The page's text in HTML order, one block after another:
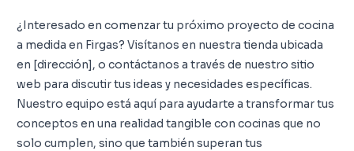
¿Interesado en comenzar tu próximo proyecto de cocina
a medida en Firgas? Visítanos en nuestra tienda ubicada
en [dirección], o contáctanos a través de nuestro sitio
web para discutir tus ideas y necesidades específicas.
Nuestro equipo está aquí para ayudarte a transformar tus
conceptos en una realidad tangible con cocinas que no
solo cumplen, sino que también superan tus